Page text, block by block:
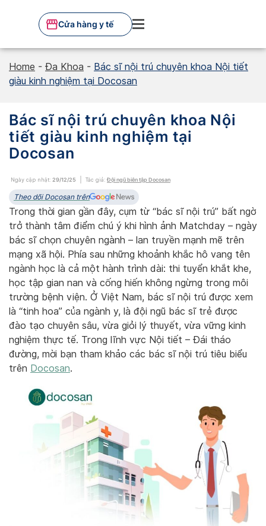
Cửa hàng y tế
Home - Đa Khoa - Bác sĩ nội trú chuyên khoa Nội tiết
giàu kinh nghiệm tại Docosan
Bác sĩ nội trú chuyên khoa Nội
tiết giàu kinh nghiệm tại
Docosan
Ngày cập nhật: 29/12/25 Tác giả: Đội ngũ biên tập Docosan
Theo dõi Docosan trên
Trong thời gian gần đây, cụm từ “bác sĩ nội trú” bất ngờ
trở thành tâm điểm chú ý khi hình ảnh Matchday – ngày
bác sĩ chọn chuyên ngành – lan truyền mạnh mẽ trên
mạng xã hội. Phía sau những khoảnh khắc hô vang tên
ngành học là cả một hành trình dài: thi tuyển khắt khe,
học tập gian nan và cống hiến không ngừng trong môi
trường bệnh viện. Ở Việt Nam, bác sĩ nội trú được xem
là “tinh hoa” của ngành y, là đội ngũ bác sĩ trẻ được
đào tạo chuyên sâu, vừa giỏi lý thuyết, vừa vững kinh
nghiệm thực tế. Trong lĩnh vực Nội tiết – Đái tháo
đường, mời bạn tham khảo các bác sĩ nội trú tiêu biểu
trên Docosan.